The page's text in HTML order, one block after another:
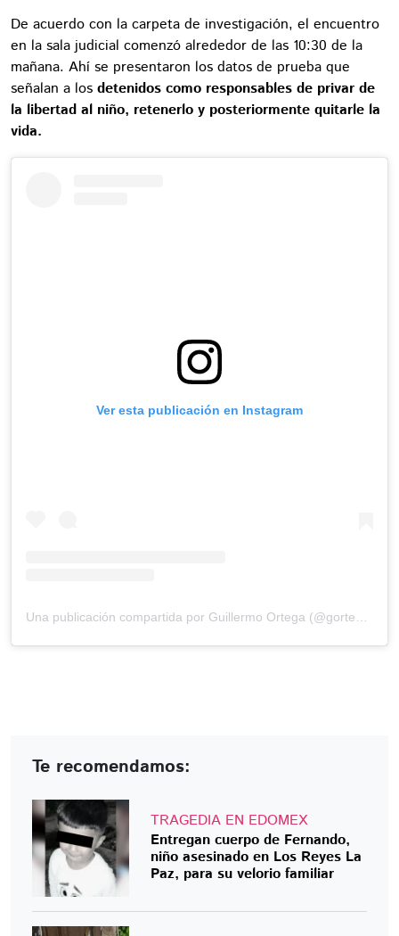
De acuerdo con la carpeta de investigación, el encuentro
en la sala judicial comenzó alrededor de las 10:30 de la
mañana. Ahí se presentaron los datos de prueba que
señalan a los detenidos como responsables de privar de
la libertad al niño, retenerlo y posteriormente quitarle la
vida.
Ver esta publicación en Instagram
Te recomendamos:
TRAGEDIA EN EDOMEX
Entregan cuerpo de Fernando,
niño asesinado en Los Reyes La
Paz, para su velorio familiar